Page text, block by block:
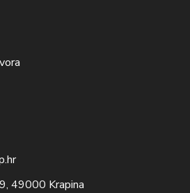
49000 Krapina